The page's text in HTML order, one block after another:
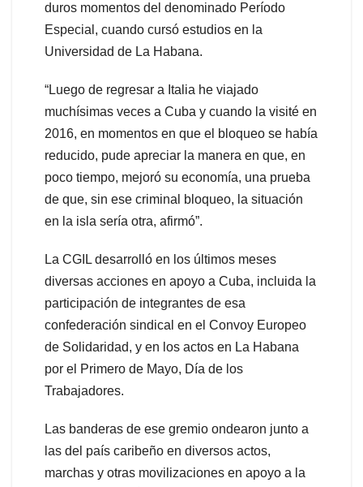
duros momentos del denominado Período
Especial, cuando cursó estudios en la
Universidad de La Habana.
“Luego de regresar a Italia he viajado
muchísimas veces a Cuba y cuando la visité en
2016, en momentos en que el bloqueo se había
reducido, pude apreciar la manera en que, en
poco tiempo, mejoró su economía, una prueba
de que, sin ese criminal bloqueo, la situación
en la isla sería otra, afirmó”.
La CGIL desarrolló en los últimos meses
diversas acciones en apoyo a Cuba, incluida la
participación de integrantes de esa
confederación sindical en el Convoy Europeo
de Solidaridad, y en los actos en La Habana
por el Primero de Mayo, Día de los
Trabajadores.
Las banderas de ese gremio ondearon junto a
las del país caribeño en diversos actos,
marchas y otras movilizaciones en apoyo a la